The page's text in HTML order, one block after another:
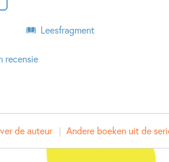
Leesfragment
recensie
de auteur Andere boeken uit de